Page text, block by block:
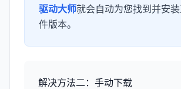
驱动大师就会自动为您找到并安
件版本。
解决方法二：手动下载